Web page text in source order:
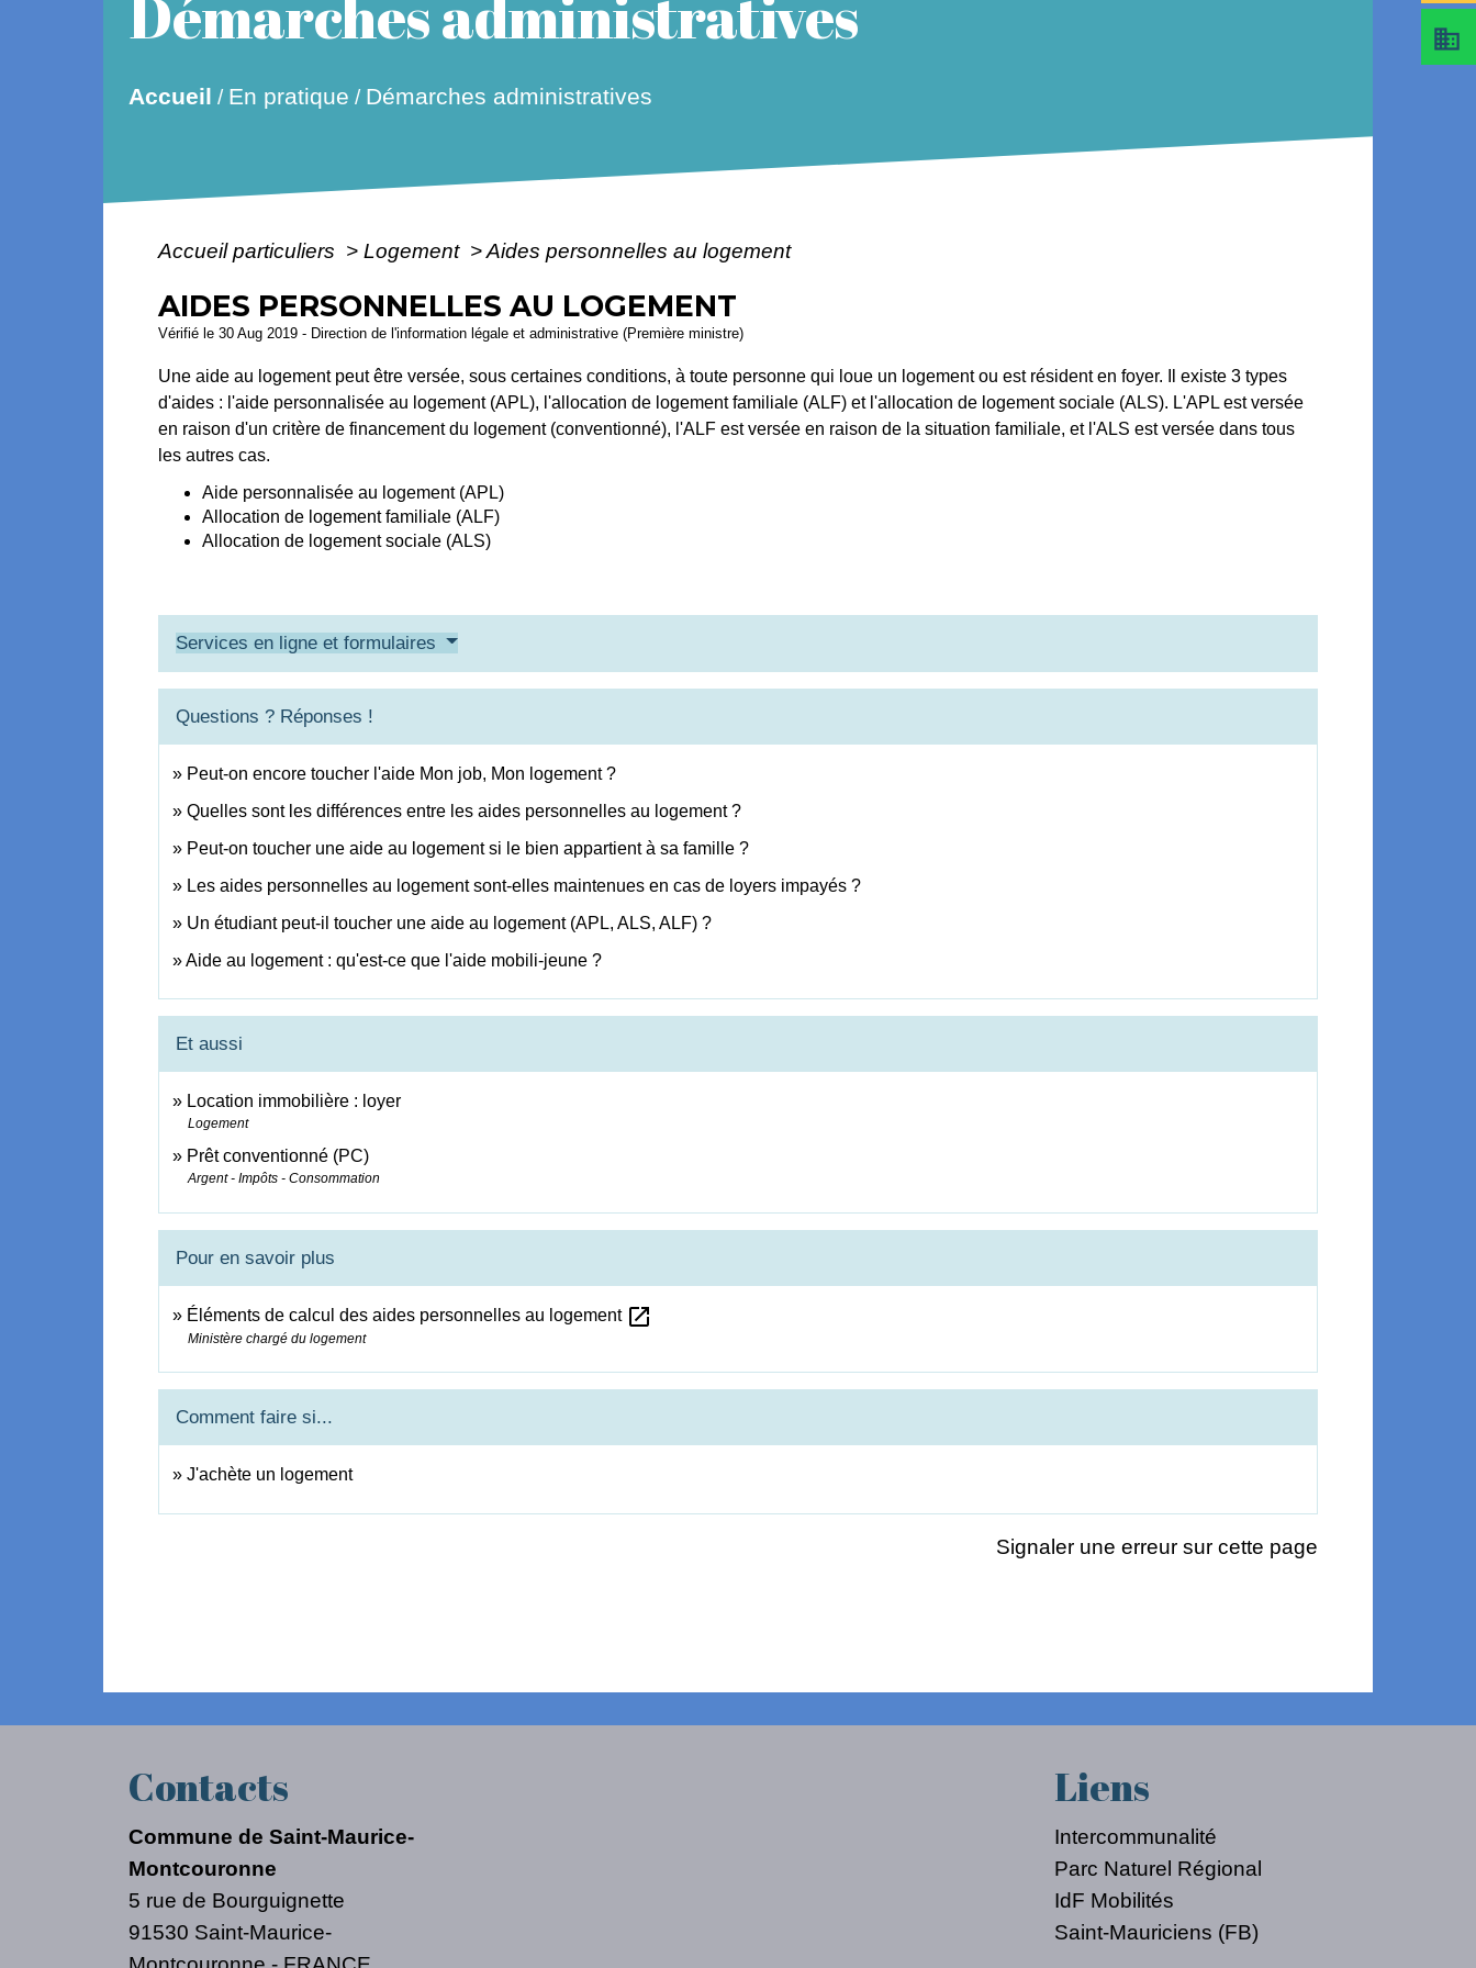
Démarches administratives
Accueil / En pratique / Démarches administratives
Accueil particuliers > Logement >Aides personnelles au logement
AIDES PERSONNELLES AU LOGEMENT
Vérifié le 30 Aug 2019 - Direction de l'information légale et administrative (Première ministre)
Une aide au logement peut être versée, sous certaines conditions, à toute personne qui loue un logement ou est résident en foyer. Il existe 3 types
d'aides : l'aide personnalisée au logement (APL), l'allocation de logement familiale (ALF) et l'allocation de logement sociale (ALS). L'APL est versée
en raison d'un critère de financement du logement (conventionné), l'ALF est versée en raison de la situation familiale, et l'ALS est versée dans tous
les autres cas.
Aide personnalisée au logement (APL)
Allocation de logement familiale (ALF)
Allocation de logement sociale (ALS)
Services en ligne et formulaires
Questions ? Réponses !
Peut-on encore toucher l'aide Mon job, Mon logement ?
Quelles sont les différences entre les aides personnelles au logement ?
Peut-on toucher une aide au logement si le bien appartient à sa famille ?
Les aides personnelles au logement sont-elles maintenues en cas de loyers impayés ?
Un étudiant peut-il toucher une aide au logement (APL, ALS, ALF) ?
Aide au logement : qu'est-ce que l'aide mobili-jeune ?
Et aussi
Location immobilière : loyer
Logement
Prêt conventionné (PC)
Argent - Impôts - Consommation
Pour en savoir plus
Éléments de calcul des aides personnelles au logement open_in_new
Ministère chargé du logement
Comment faire si...
J'achète un logement
Signaler une erreur sur cette page
business
Contacts
Commune de Saint-Maurice-
Montcouronne
5 rue de Bourguignette
91530 Saint-Maurice-
Montcouronne - FRANCE
Liens
Intercommunalité
Parc Naturel Régional
IdF Mobilités
Saint-Mauriciens (FB)